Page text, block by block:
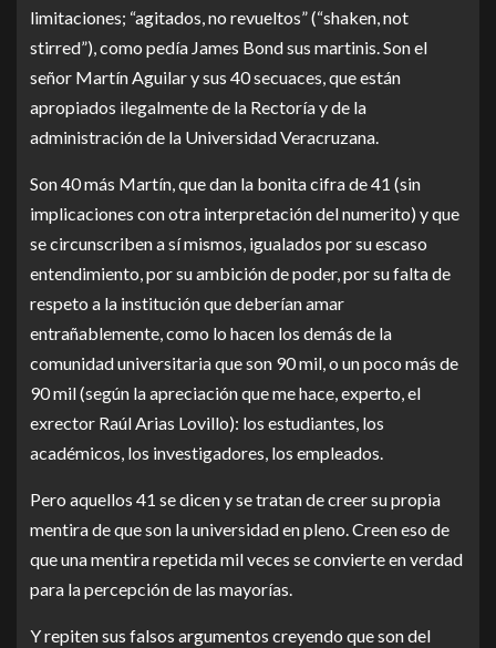
limitaciones; “agitados, no revueltos” (“shaken, not
stirred”), como pedía James Bond sus martinis. Son el
señor Martín Aguilar y sus 40 secuaces, que están
apropiados ilegalmente de la Rectoría y de la
administración de la Universidad Veracruzana.
Son 40 más Martín, que dan la bonita cifra de 41 (sin
implicaciones con otra interpretación del numerito) y que
se circunscriben a sí mismos, igualados por su escaso
entendimiento, por su ambición de poder, por su falta de
respeto a la institución que deberían amar
entrañablemente, como lo hacen los demás de la
comunidad universitaria que son 90 mil, o un poco más de
90 mil (según la apreciación que me hace, experto, el
exrector Raúl Arias Lovillo): los estudiantes, los
académicos, los investigadores, los empleados.
Pero aquellos 41 se dicen y se tratan de creer su propia
mentira de que son la universidad en pleno. Creen eso de
que una mentira repetida mil veces se convierte en verdad
para la percepción de las mayorías.
Y repiten sus falsos argumentos creyendo que son del